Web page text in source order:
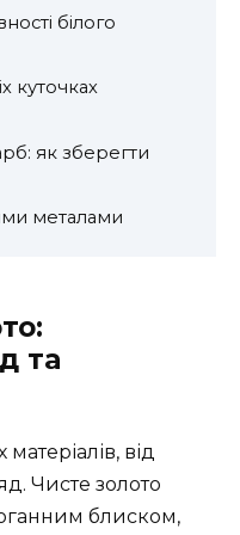
білого
куточках
як зберегти
металами
та
від
Чисте золото
блиском,